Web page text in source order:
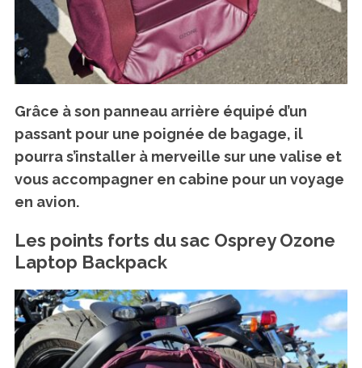
Grâce à son panneau arrière équipé d’un
passant pour une poignée de bagage, il
pourra s’installer à merveille sur une valise et
vous accompagner en cabine pour un voyage
en avion.
Les points forts du sac Osprey Ozone
Laptop Backpack